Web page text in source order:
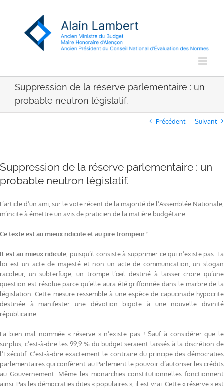
Suppression de la réserve parlementaire : un
probable neutron législatif.
Précédent Suivant
Suppression de la réserve parlementaire : un
probable neutron législatif.
L’article d’un ami, sur le vote récent de la majorité de l’Assemblée Nationale,
m’incite à émettre un avis de praticien de la matière budgétaire.
Ce texte est au mieux ridicule et au pire trompeur !
Il est au mieux ridicule , puisqu’il consiste à supprimer ce qui n’existe pas. La
loi est un acte de majesté et non un acte de communication, un slogan
racoleur, un subterfuge, un trompe l’œil destiné à laisser croire qu’une
question est résolue parce qu’elle aura été griffonnée dans le marbre de la
législation. Cette mesure ressemble à une espèce de capucinade hypocrite
destinée à manifester une dévotion bigote à une nouvelle divinité
républicaine.
La bien mal nommée « réserve » n’existe pas ! Sauf à considérer que le
surplus, c’est-à-dire les 99,9 % du budget seraient laissés à la discrétion de
l’Exécutif. C’est-à-dire exactement le contraire du principe des démocraties
parlementaires qui confèrent au Parlement le pouvoir d’autoriser les crédits
au Gouvernement. Même les monarchies constitutionnelles fonctionnent
ainsi. Pas les démocraties dites « populaires », il est vrai. Cette « réserve » est